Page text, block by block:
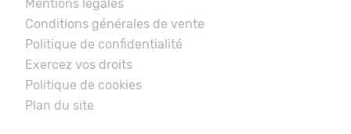
Mentions légales
Conditions générales de vente
Politique de confidentialité
Exercez vos droits
Politique de cookies
Plan du site